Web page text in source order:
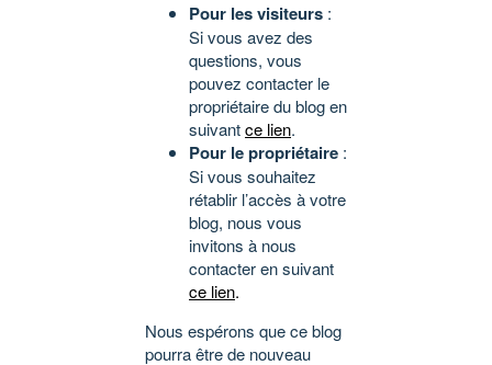
Pour les visiteurs :
Si vous avez des
questions, vous
pouvez contacter le
propriétaire du blog en
suivantce lien.
Pour le propriétaire :
Si vous souhaitez
rétablir l’accès à votre
blog, nous vous
invitons à nous
contacter en suivant
ce lien.
Nous espérons que ce blog
pourra être de nouveau